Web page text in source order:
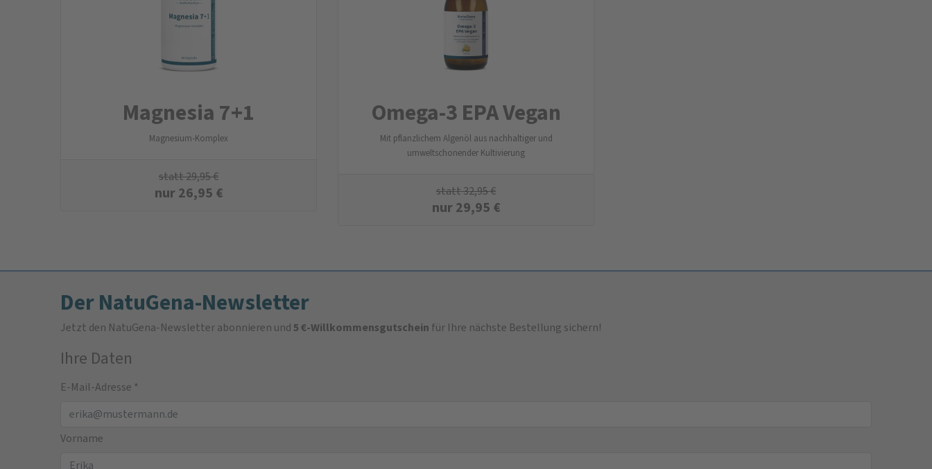
Magnesia 7+1
Magnesium-Komplex
statt29,95€
nur26,95 €
Omega-3 EPA Vegan
Mit pflanzlichem Algenöl aus nachhaltiger und
umweltschonender Kultivierung
statt32,95€
nur29,95 €
Der NatuGena-Newsletter
Jetzt den NatuGena-Newsletter abonnieren und5 €-Willkommensgutschein für Ihre nächste Bestellung sichern!
Ihre Daten
E-Mail-Adresse *
Vorname